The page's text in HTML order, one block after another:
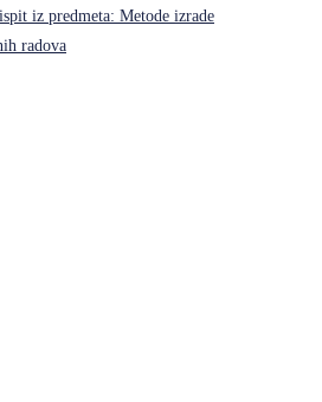
iz predmeta: Metode izrade
radova